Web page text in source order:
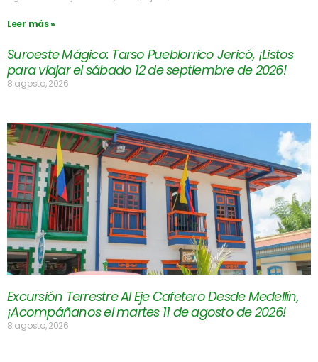
Leer más »
Suroeste Mágico: Tarso Pueblorrico Jericó, ¡Listos
para viajar el sábado 12 de septiembre de 2026!
8 agosto, 2026
Excursión Terrestre Al Eje Cafetero Desde Medellín,
¡Acompáñanos el martes 11 de agosto de 2026!
8 agosto, 2026